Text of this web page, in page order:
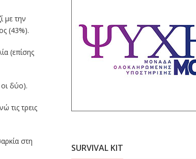
με την
(43%).
(επίσης
δύο).
τις τρεις
στη
SURVIVAL KIT